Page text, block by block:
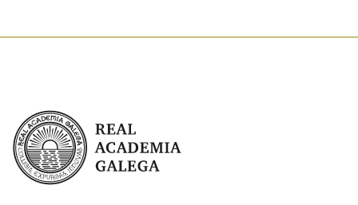
Real Academia Galega